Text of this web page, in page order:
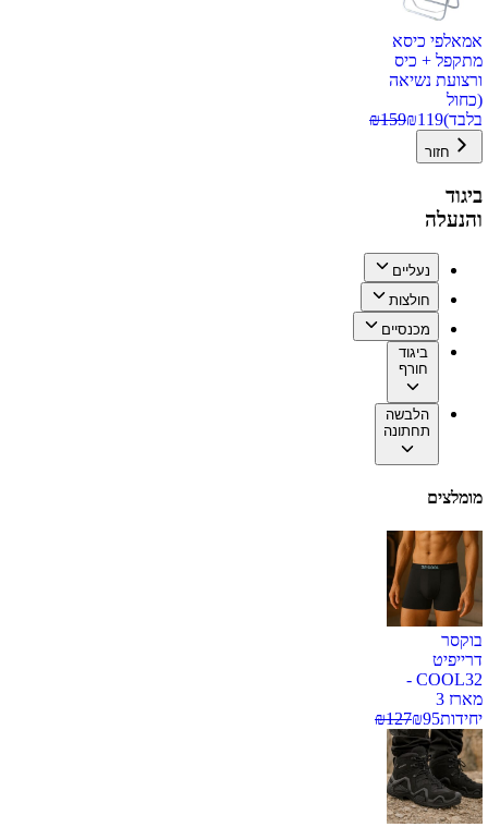
אמאלפי כיסא
מתקפל + כיס
ורצועת נשיאה
(כחול
בלבד)
₪119
₪159
חזור
ביגוד
והנעלה
נעליים
חולצות
מכנסיים
ביגוד
חורף
הלבשה
תחתונה
מומלצים
בוקסר
דרייפיט
COOL32 -
מארז 3
יחידות
₪95
₪127